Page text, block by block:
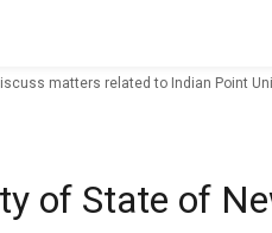
matters related to Indian Point
of State of